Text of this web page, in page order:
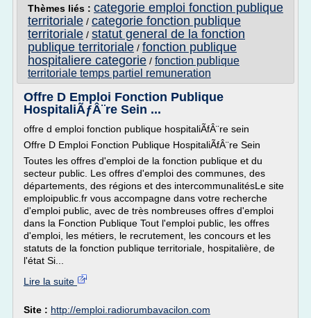
Thèmes liés : categorie emploi fonction publique
territoriale / categorie fonction publique
territoriale / statut general de la fonction
publique territoriale / fonction publique
hospitaliere categorie / fonction publique
territoriale temps partiel remuneration
Offre D Emploi Fonction Publique
HospitaliÃƒÂ¨re Sein ...
offre d emploi fonction publique hospitaliÃfÂ¨re sein
Offre D Emploi Fonction Publique HospitaliÃfÂ¨re Sein
Toutes les offres d'emploi de la fonction publique et du
secteur public. Les offres d'emploi des communes, des
départements, des régions et des intercommunalitésLe site
emploipublic.fr vous accompagne dans votre recherche
d'emploi public, avec de très nombreuses offres d'emploi
dans la Fonction Publique Tout l'emploi public, les offres
d'emploi, les métiers, le recrutement, les concours et les
statuts de la fonction publique territoriale, hospitalière, de
l'état Si...
Lire la suite
Site : http://emploi.radiorumbavacilon.com